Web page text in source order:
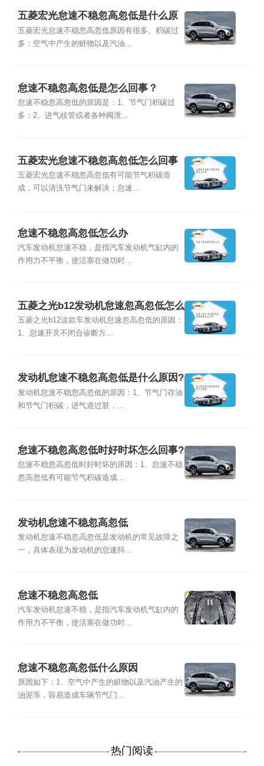
五菱宏光怠速不稳忽高忽低是什么原
因？
五菱宏光怠速不稳忽高忽低原因有很多。积碳过
多：空气中产生的赃物以及汽油...
怠速不稳忽高忽低是怎么回事？
怠速不稳忽高忽低的原因是：1、节气门积碳过
多；2、进气歧管或者各种阀泄...
五菱宏光怠速不稳忽高忽低怎么回事
五菱宏光怠速不稳忽高忽低有可能节气积碳造
成，可以清洗节气门来解决；怠速...
怠速不稳忽高忽低怎么办
汽车发动机怠速不稳，是指汽车发动机气缸内的
作用力不平衡，使活塞在做功时...
五菱之光b12发动机怠速忽高忽低怎么
回事?
五菱之光b12这款车发动机怠速忽高忽低的原因：
1、怠速开关不闭合诊断方...
发动机怠速不稳忽高忽低是什么原因?
发动机怠速不稳忽高忽低的原因：1、节气门存油
和节气门积碳，进气道过脏，...
怠速不稳忽高忽低时好时坏怎么回事?
怠速不稳忽高忽低时好时坏的原因：1、怠速不稳
忽高忽低有可能节气积碳造成...
发动机怠速不稳忽高忽低
发动机怠速不稳忽高忽低是发动机的常见故障之
一，具体表现为发动机的怠速抖...
怠速不稳忽高忽低
汽车发动机怠速不稳，是指汽车发动机气缸内的
作用力不平衡，使活塞在做功时...
怠速不稳忽高忽低什么原因
原因如下：1、空气中产生的赃物以及汽油产生的
油泥等，容易造成车辆节气门...
热门阅读